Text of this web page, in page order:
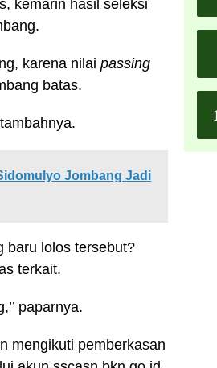
kemarin hasil seleksi
karena nilai passing
batas.
Jombang Jadi
baru lolos tersebut?
terkait.
paparnya.
mengikuti pemberkasan